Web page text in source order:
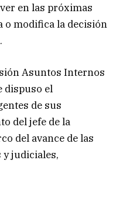
en las próximas
o modifica la decisión
Asuntos Internos
dispuso el
de sus
del jefe de la
del avance de las
judiciales,